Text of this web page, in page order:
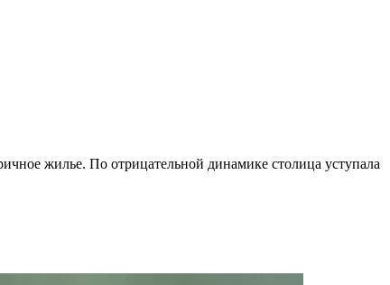
жилье. По отрицательной динамике столица уступала